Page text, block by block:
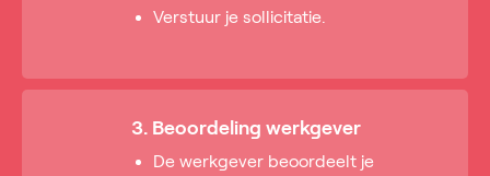
Verstuur je sollicitatie.
3. Beoordeling werkgever
De werkgever beoordeelt je